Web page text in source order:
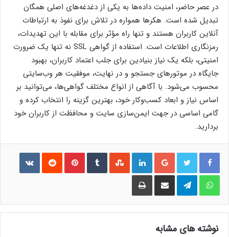
در عصر حاضر، امنیت داده‌ها به یکی از دغدغه‌های اصلی همگان
تبدیل شده است. هکرها همواره در تلاش برای نفوذ به ارتباطات
آنلاین کاربران هستند و تنها راه مؤثر برای مقابله با این تهدیدات،
رمزنگاری اطلاعات است. استفاده از گواهی SSL نه تنها یک ضرورت
امنیتی، بلکه یک نیاز بنیادین برای جلب اعتماد کاربران، بهبود
جایگاه در موتورهای جستجو و در نهایت، موفقیت هر وب‌سایتی
محسوب می‌شود. با آگاهی از انواع مختلف گواهی‌ها، می‌توانید بر
اساس نیاز و ابعاد کسب‌وکار خود، بهترین گزینه را انتخاب کرده و
گامی اساسی در جهت ایمن‌سازی سایت و محافظت از کاربران خود
بردارید.
فیس بوک توییتر گوگل پلاس لینکدین‫StumbleUpon
‫Tumblr
‫Pinterest
‫Reddit
واتس آپ تلگرام اشتراک گذاری از طریق ایمیل چاپ
نوشته های مشابه